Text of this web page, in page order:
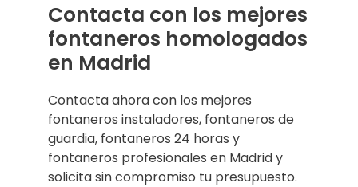
Contacta con los mejores
fontaneros homologados
en Madrid
Contacta ahora con los mejores
fontaneros instaladores, fontaneros de
guardia, fontaneros 24 horas y
fontaneros profesionales en Madrid y
solicita sin compromiso tu presupuesto.